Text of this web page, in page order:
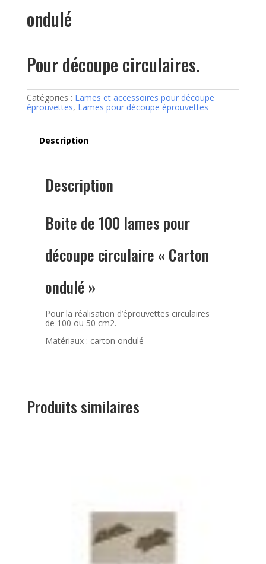
ondulé
Pour découpe circulaires.
Catégories : Lames et accessoires pour découpe
éprouvettes, Lames pour découpe éprouvettes
Description
Description
Boite de 100 lames pour
découpe circulaire « Carton
ondulé »
Pour la réalisation d’éprouvettes circulaires
de 100 ou 50 cm2.
Matériaux : carton ondulé
Produits similaires